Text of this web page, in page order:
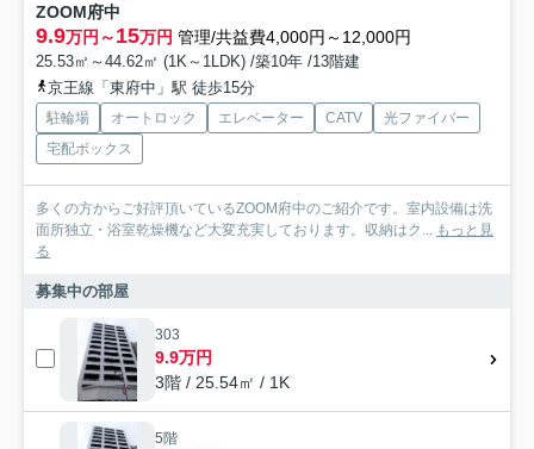
ZOOM府中
9.9万円～15万円 管理/共益費4,000円～12,000円
25.53㎡～44.62㎡ (1K～1LDK) /築10年 /13階建
京王線「東府中」駅 徒歩15分
駐輪場 オートロック エレベーター CATV
光ファイバー
宅配ボックス
多くの方からご好評頂いているZOOM府中のご紹介です。室内設備は洗
面所独立・浴室乾燥機など大変充実しております。収納はク...
もっと見
る
募集中の部屋
303
9.9万円
3階 / 25.54㎡ / 1K
5階